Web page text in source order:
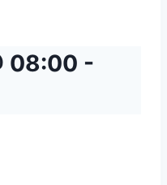
08:00 -